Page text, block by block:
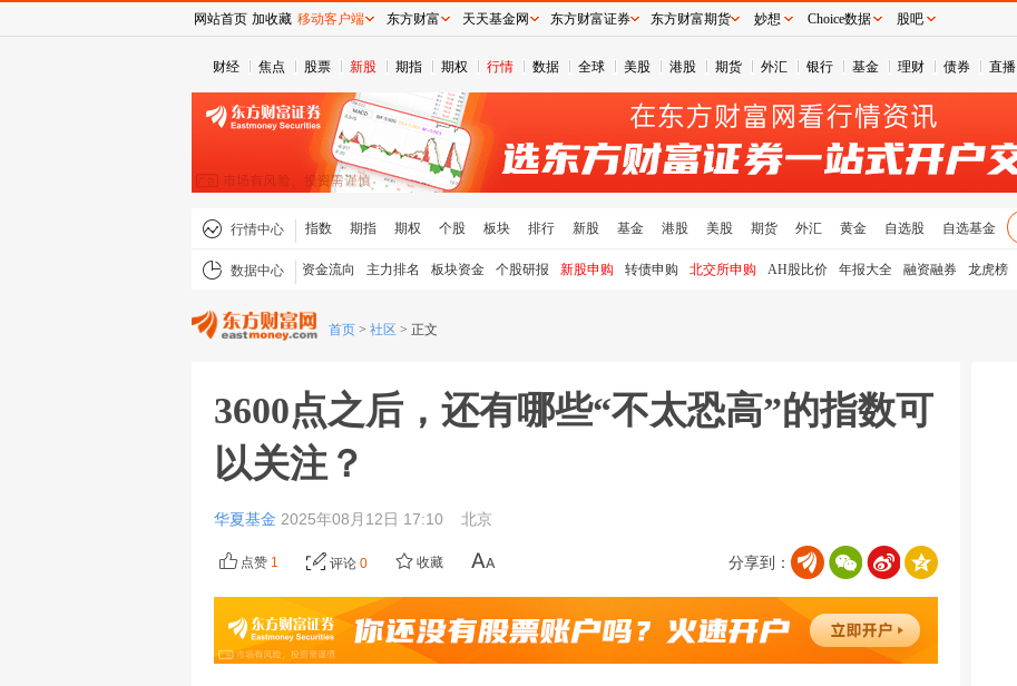
财经 焦点 股票 新股 期指 期权 行情 数据 全球 美股 港股 期货 外汇 银行 基金 理财 债券 直播
行情中心 指数 期指 期权 个股 板块 排行 新股 基金 港股 美股 期货 外汇 黄金 自选股 自选基金
数据中心 资金流向 主力排名 板块资金 个股研报 新股申购 转债申购 北交所申购 AH股比价 年报大全 融资融券 龙虎榜
首页 > 社区 > 正文
3600点之后，还有哪些“不太恐高”的指数可
以关注？
华夏基金 2025年08月12日 17:10 北京
分享到：
点赞 1 评论 0 收藏
网站首页 加收藏 移动客户端 东方财富 天天基金网 东方财富证券 东方财富期货 妙想 Choice数据 股吧